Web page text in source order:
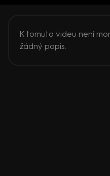
K tomuto videu není
žádný popis.